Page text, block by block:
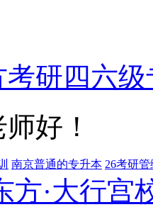
研四六
好！
南京普通的专升本 26考研
方·大行宫